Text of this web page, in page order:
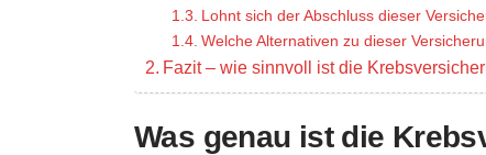
Lohnt sich der Abschluss dieser
Welche Alternativen zu dieser
Fazit – wie sinnvoll ist die
Was genau ist die